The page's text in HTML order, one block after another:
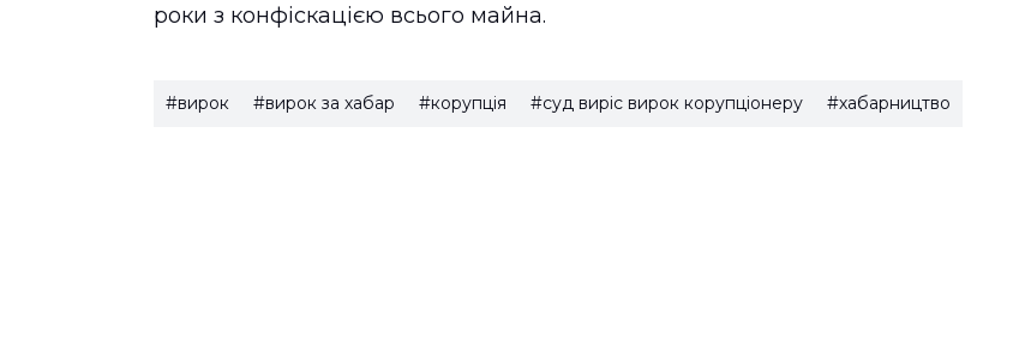
роки з конфіскацією всього майна.
#вирок #вирок за хабар #корупція #суд виріс вирок корупціонеру #хабарництво